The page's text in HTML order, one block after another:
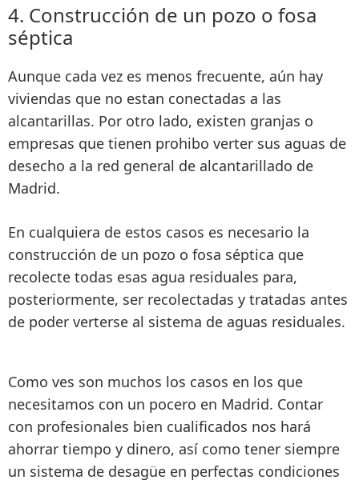
4. Construcción de un pozo o fosa
séptica
Aunque cada vez es menos frecuente, aún hay
viviendas que no estan conectadas a las
alcantarillas. Por otro lado, existen granjas o
empresas que tienen prohibo verter sus aguas de
desecho a la red general de alcantarillado de
Madrid.
En cualquiera de estos casos es necesario la
construcción de un pozo o fosa séptica que
recolecte todas esas agua residuales para,
posteriormente, ser recolectadas y tratadas antes
de poder verterse al sistema de aguas residuales.
Como ves son muchos los casos en los que
necesitamos con un pocero en Madrid. Contar
con profesionales bien cualificados nos hará
ahorrar tiempo y dinero, así como tener siempre
un sistema de desagüe en perfectas condiciones